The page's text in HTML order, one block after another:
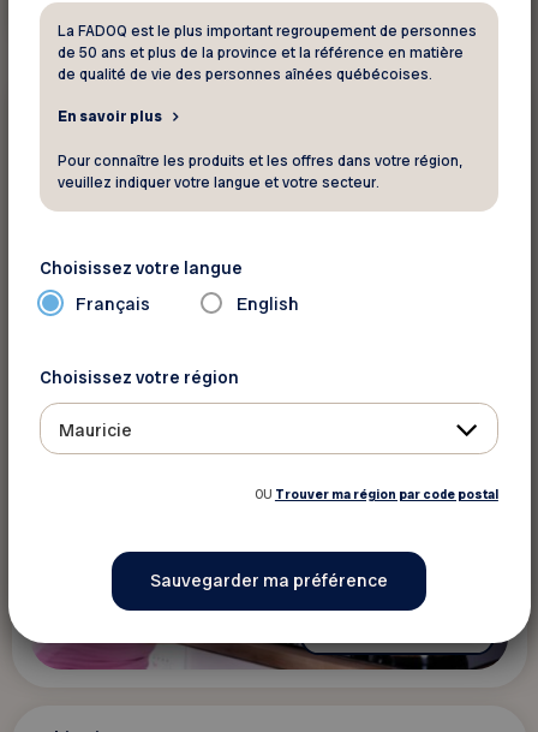
Le saviez-vous ?
Comment prévenir les incendies et s’y
La FADOQ est le plus important regroupement de personnes
de 50 ans et plus de la province et la référence en matière
de qualité de vie des personnes aînées québécoises.
En savoir plus
Pour connaître les produits et les offres dans votre région,
veuillez indiquer votre langue et votre secteur.
Choisissez votre langue
Français English
Choisissez votre région
Mauricie
OU Trouver ma région par code postal